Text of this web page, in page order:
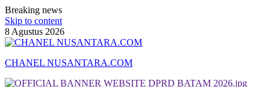
Breaking news
Skip to content
8 Agustus 2026
CHANEL NUSANTARA.COM